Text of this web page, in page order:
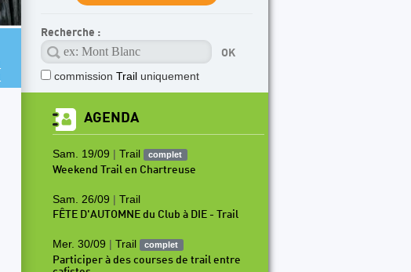
Recherche :
commission Trail uniquement
AGENDA
Sam. 19/09 | Trail complet
Weekend Trail en Chartreuse
Sam. 26/09 | Trail
FÊTE D'AUTOMNE du Club à DIE - Trail
Mer. 30/09 | Trail complet
Participer à des courses de trail entre